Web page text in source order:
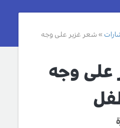
شعر غزير على وجه
على وجه